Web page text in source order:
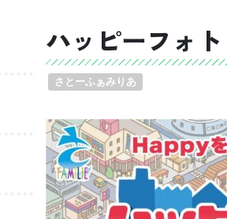
ハッピーフォト
さとーふぁみりあ